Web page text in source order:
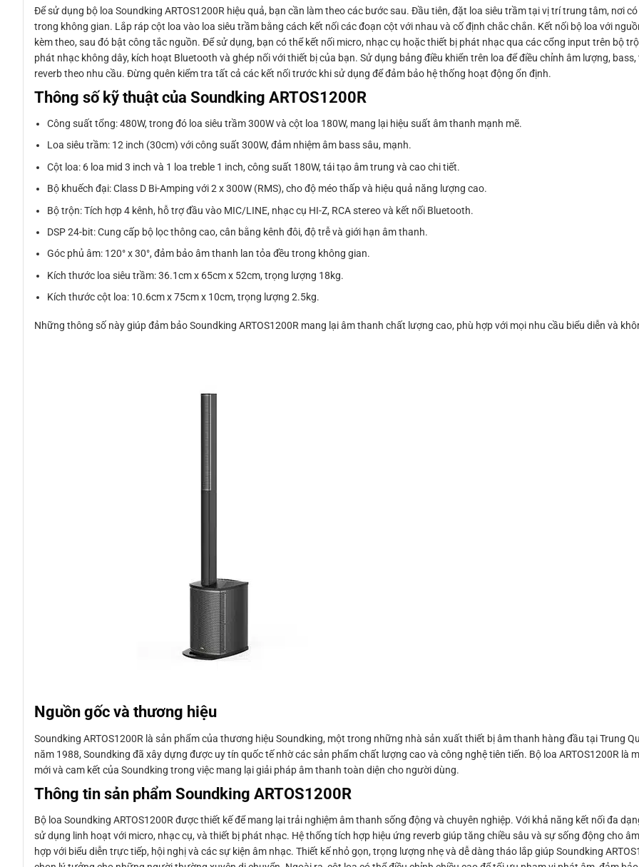
Để sử dụng bộ loa Soundking ARTOS1200R hiệu quả, bạn cần làm theo các bước sau. Đầu tiên, đặt loa siêu trầm tại vị trí trung tâm, nơi
trong không gian. Lắp ráp cột loa vào loa siêu trầm bằng cách kết nối các đoạn cột với nhau và cố định chắc chắn. Kết nối bộ loa với
kèm theo, sau đó bật công tắc nguồn. Để sử dụng, bạn có thể kết nối micro, nhạc cụ hoặc thiết bị phát nhạc qua các cổng input trên bộ
phát nhạc không dây, kích hoạt Bluetooth và ghép nối với thiết bị của bạn. Sử dụng bảng điều khiển trên loa để điều chỉnh âm lượng, bass,
reverb theo nhu cầu. Đừng quên kiểm tra tất cả các kết nối trước khi sử dụng để đảm bảo hệ thống hoạt động ổn định.
Thông số kỹ thuật của Soundking ARTOS1200R
Công suất tổng: 480W, trong đó loa siêu trầm 300W và cột loa 180W, mang lại hiệu suất âm thanh mạnh mẽ.
Loa siêu trầm: 12 inch (30cm) với công suất 300W, đảm nhiệm âm bass sâu, mạnh.
Cột loa: 6 loa mid 3 inch và 1 loa treble 1 inch, công suất 180W, tái tạo âm trung và cao chi tiết.
Bộ khuếch đại: Class D Bi-Amping với 2 x 300W (RMS), cho độ méo thấp và hiệu quả năng lượng cao.
Bộ trộn: Tích hợp 4 kênh, hỗ trợ đầu vào MIC/LINE, nhạc cụ HI-Z, RCA stereo và kết nối Bluetooth.
DSP 24-bit: Cung cấp bộ lọc thông cao, cân bằng kênh đôi, độ trễ và giới hạn âm thanh.
Góc phủ âm: 120° x 30°, đảm bảo âm thanh lan tỏa đều trong không gian.
Kích thước loa siêu trầm: 36.1cm x 65cm x 52cm, trọng lượng 18kg.
Kích thước cột loa: 10.6cm x 75cm x 10cm, trọng lượng 2.5kg.
Những thông số này giúp đảm bảo Soundking ARTOS1200R mang lại âm thanh chất lượng cao, phù hợp với mọi nhu cầu biểu diễn và
Nguồn gốc và thương hiệu
Soundking ARTOS1200R là sản phẩm của thương hiệu Soundking, một trong những nhà sản xuất thiết bị âm thanh hàng đầu tại Trung
năm 1988, Soundking đã xây dựng được uy tín quốc tế nhờ các sản phẩm chất lượng cao và công nghệ tiên tiến. Bộ loa ARTOS1200R là
mới và cam kết của Soundking trong việc mang lại giải pháp âm thanh toàn diện cho người dùng.
Thông tin sản phẩm Soundking ARTOS1200R
Bộ loa Soundking ARTOS1200R được thiết kế để mang lại trải nghiệm âm thanh sống động và chuyên nghiệp. Với khả năng kết nối đa
sử dụng linh hoạt với micro, nhạc cụ, và thiết bị phát nhạc. Hệ thống tích hợp hiệu ứng reverb giúp tăng chiều sâu và sự sống động cho
hợp với biểu diễn trực tiếp, hội nghị và các sự kiện âm nhạc. Thiết kế nhỏ gọn, trọng lượng nhẹ và dễ dàng tháo lắp giúp Soundking